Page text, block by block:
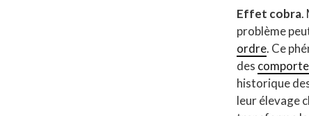
Effet cobra.
problème
ordre. Ce
des
historique
leur élevage